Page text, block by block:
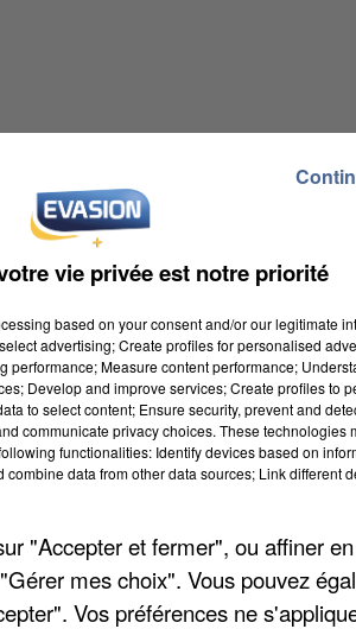
vie privée est notre priorité
based on your consent and/or our legitimate
advertising; Create profiles for personalised
Measure content performance;
Develop and improve services; Create profiles to
to select content; Ensure security, prevent and
communicate privacy choices. These technologies
functionalities: Identify devices based on
data from other data sources; Link different
"Accepter et fermer", ou affiner
mes choix". Vous pouvez
Vos préférences ne